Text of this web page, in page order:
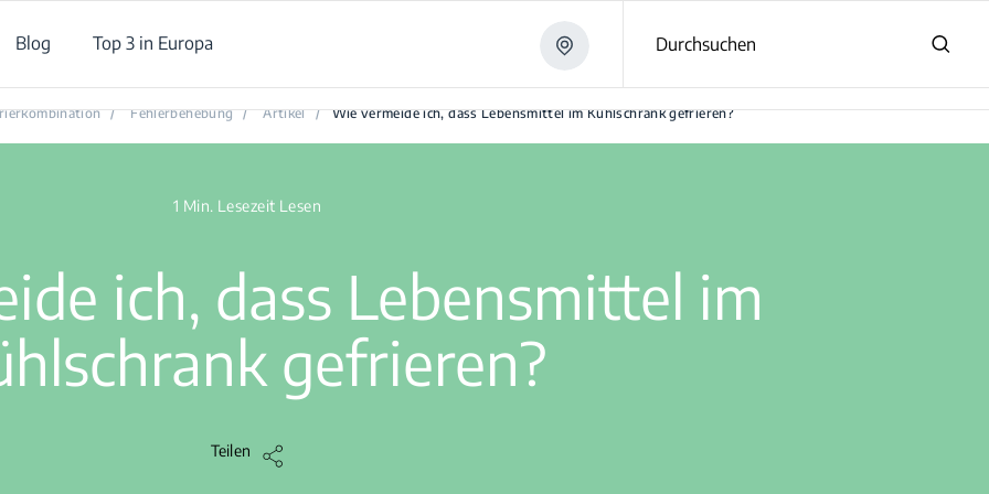
Blog Top 3 in Europa Durchsuchen
/ Fehlerbehebung / Artikel / Wie vermeide ich, dass Lebensmittel im Kühlschrank gefrieren?
1 Min. Lesezeit Lesen
ich, dass Lebensmittel im
gefrieren?
Teilen
Wie vermeide ich, dass Lebensmittel im Kühlschrank gefrieren?